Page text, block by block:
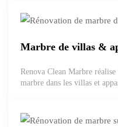
Marbre de villas &
Renova Clean Marbre
marbre dans les villas et